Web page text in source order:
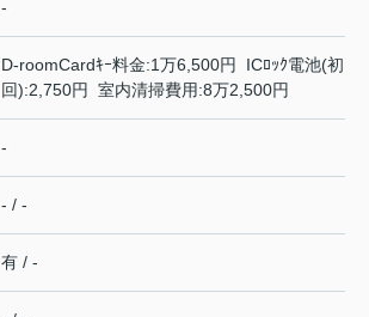
-
D-roomCardｷｰ料金:1万6,500円 ICﾛｯｸ電池(初
回):2,750円 室内清掃費用:8万2,500円
-
- / -
有 / -